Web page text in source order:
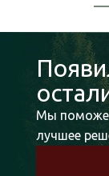
Мы
лучшее